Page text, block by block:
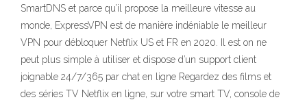
SmartDNS et parce qu’il propose la meilleure vitesse au
monde, ExpressVPN est de manière indéniable le meilleur
VPN pour débloquer Netflix US et FR en 2020. Il est on ne
peut plus simple à utiliser et dispose d’un support client
joignable 24/7/365 par chat en ligne Regardez des films et
des séries TV Netflix en ligne, sur votre smart TV, console de